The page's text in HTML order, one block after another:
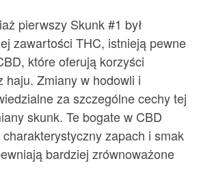
pierwszy Skunk #1 był
zawartości THC, istnieją pewne
które oferują korzyści
haju. Zmiany w hodowli i
za szczególne cechy tej
skunk. Te bogate w CBD
zapach i smak
bardziej zrównoważone